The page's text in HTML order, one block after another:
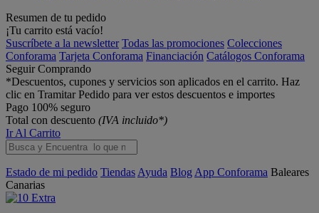
Resumen de tu pedido
¡Tu carrito está vacío!
Suscríbete a la newsletter Todas las promociones Colecciones
Conforama Tarjeta Conforama Financiación Catálogos Conforama
Seguir Comprando
*Descuentos, cupones y servicios son aplicados en el carrito. Haz
clic en Tramitar Pedido para ver estos descuentos e importes
Pago 100% seguro
Total con descuento (IVA incluido*)
Ir Al Carrito
Estado de mi pedido Tiendas Ayuda Blog App Conforama Baleares
Canarias